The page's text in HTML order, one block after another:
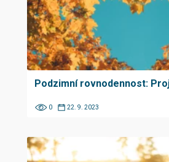
Podzimní rovnodennost:
0 22. 9. 2023